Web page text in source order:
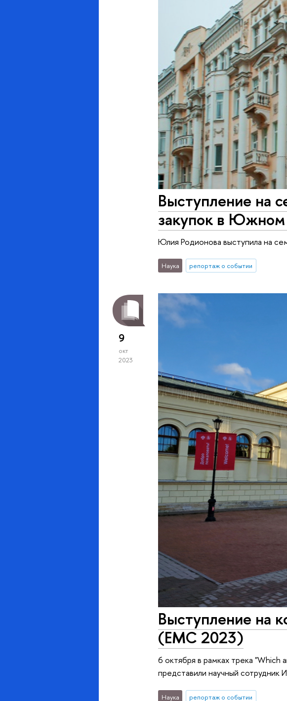
Выступление на
закупок в Южном
Юлия Родионова выступила на
Наука репортаж о событии
9
окт
2023
Выступление на
(EMC 2023)
6 октября в рамках трека "Which
представили научный
Наука репортаж о событии